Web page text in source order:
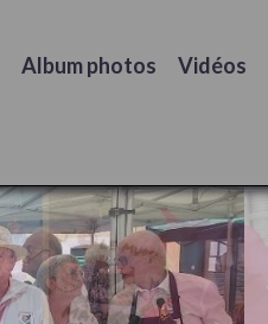
Album photos Vidéos